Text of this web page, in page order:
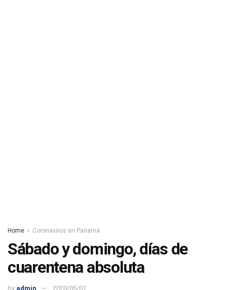
Home Coronavirus en Panamá
Sábado y domingo, días de
cuarentena absoluta
by admin 2020/05/01